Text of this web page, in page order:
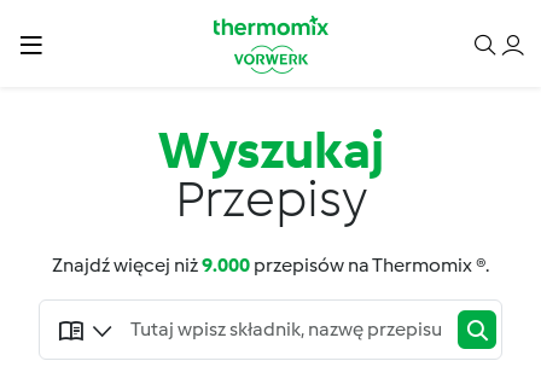
Wyszukaj
Przepisy
Znajdź więcej niż9.000 przepisów na Thermomix ®.